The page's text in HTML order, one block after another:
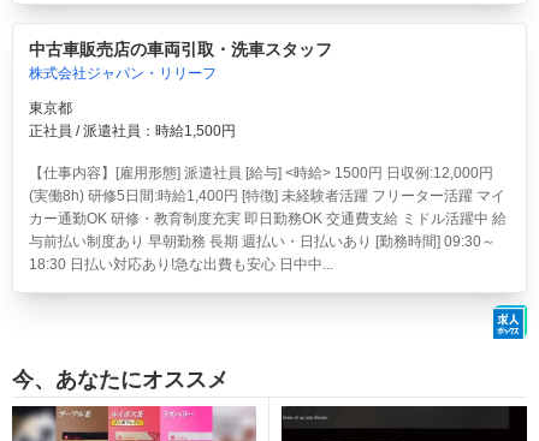
中古車販売店の車両引取・洗車スタッフ
株式会社ジャパン・リリーフ
東京都
正社員 / 派遣社員：時給1,500円
【仕事内容】[雇用形態] 派遣社員 [給与] <時給> 1500円 日収例:12,000円
(実働8h) 研修5日間:時給1,400円 [特徴] 未経験者活躍 フリーター活躍 マイ
カー通勤OK 研修・教育制度充実 即日勤務OK 交通費支給 ミドル活躍中 給
与前払い制度あり 早朝勤務 長期 週払い・日払いあり [勤務時間] 09:30～
18:30 日払い対応あり!急な出費も安心 日中中...
今、あなたにオススメ